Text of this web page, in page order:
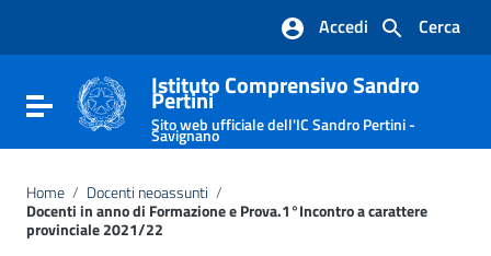
Vai al footer
Cerca
Accedi
Attiva / disattiva la navigazione
Istituto Comprensivo Sandro
Pertini
Sito web ufficiale dell'IC Sandro Pertini -
Savignano
Home / Docenti neoassunti /
Docenti in anno di Formazione e Prova.1°Incontro a carattere
provinciale 2021/22